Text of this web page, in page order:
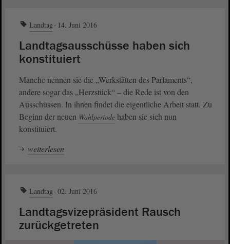
Landtag 14. Juni 2016
Landtagsausschüsse haben sich
konstituiert
Manche nennen sie die „Werkstätten des Parlaments“,
andere sogar das „Herzstück“ – die Rede ist von den
Ausschüssen. In ihnen findet die eigentliche Arbeit statt. Zu
Beginn der neuen Wahlperiode haben sie sich nun
konstituiert.
weiterlesen
Landtag 02. Juni 2016
Landtagsvizepräsident Rausch
zurückgetreten